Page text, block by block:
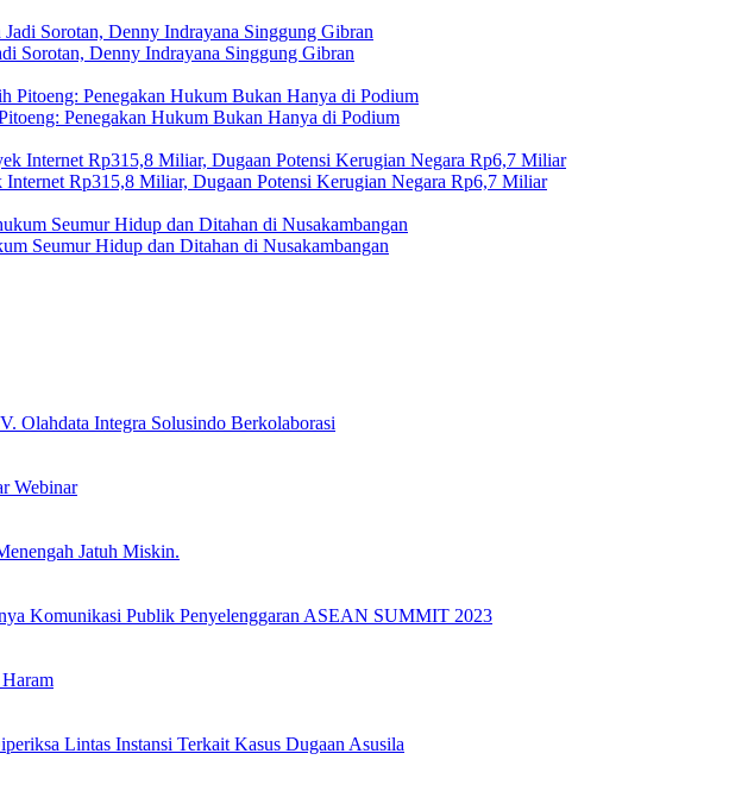
Sorotan, Denny Indrayana Singgung Gibran
Penegakan Hukum Bukan Hanya di Podium
Rp315,8 Miliar, Dugaan Potensi Kerugian Negara Rp6,7 Miliar
Seumur Hidup dan Ditahan di Nusakambangan
Olahdata Integra Solusindo Berkolaborasi
Webinar
Jatuh Miskin.
Komunikasi Publik Penyelenggaran ASEAN SUMMIT 2023
Lintas Instansi Terkait Kasus Dugaan Asusila